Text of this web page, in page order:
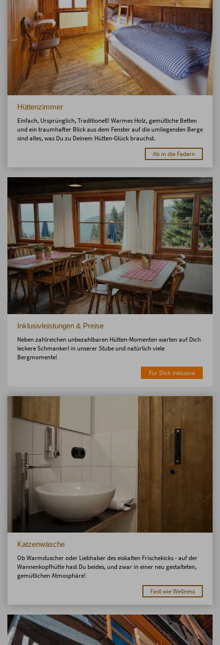
Hüttenzimmer
Einfach, Ursprünglich, Traditionell! Warmes Holz, gemütliche Betten
und ein traumhafter Blick aus dem Fenster auf die umliegenden Berge
sind alles, was Du zu Deinem Hütten-Glück brauchst.
Ab in die Federn
Inklusivleistungen & Preise
Neben zahlreichen unbezahlbaren Hütten-Momenten warten auf Dich
leckere Schmankerl in unserer Stube und natürlich viele
Bergmomente!
Für Dich inklusive
Katzenwäsche
Ob Warmduscher oder Liebhaber des eiskalten Frischekicks - auf der
Wannenkopfhütte hast Du beides, und zwar in einer neu gestalteten,
gemütlichen Atmosphäre!
Fast wie Wellness